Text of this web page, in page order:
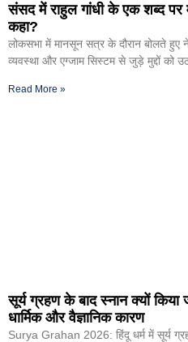
संसद में राहुल गांधी के एक शब्द पर
कहा?
लोकसभा में मानसून सत्र के दौरान बोलते हुए
व्यवस्था और एग्जाम सिस्टम से जुड़े मुद्दों को
Read More »
सूर्य ग्रहण के बाद स्नान क्यों
धार्मिक और वैज्ञानिक कारण
Surya Grahan 2026: हिंदू धर्म में सूर्य